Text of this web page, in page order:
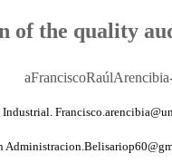
of the quality